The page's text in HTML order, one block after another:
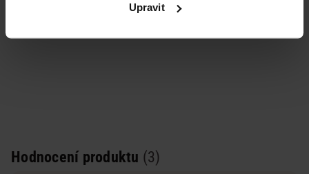
Upravit
Hodnocení produktu (3)